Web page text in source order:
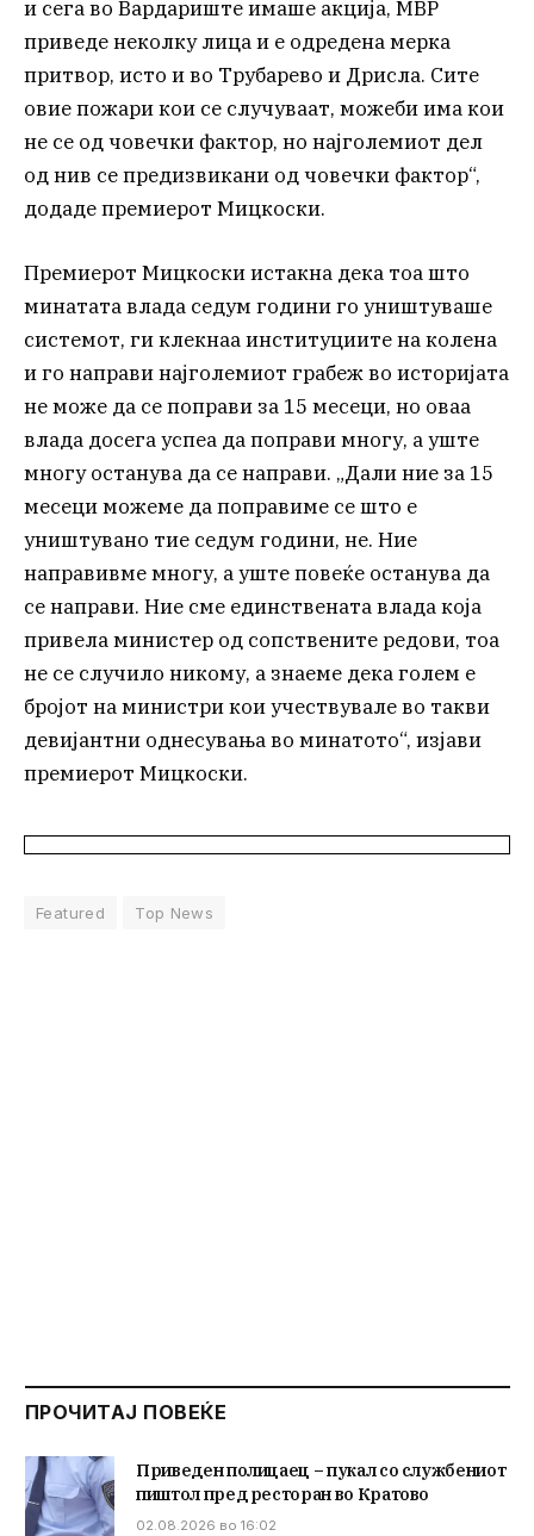
и сега во Вардариште имаше акција, МВР
приведе неколку лица и е одредена мерка
притвор, исто и во Трубарево и Дрисла. Сите
овие пожари кои се случуваат, можеби има кои
не се од човечки фактор, но најголемиот дел
од нив се предизвикани од човечки фактор“,
додаде премиерот Мицкоски.
Премиерот Мицкоски истакна дека тоа што
минатата влада седум години го уништуваше
системот, ги клекнаа институциите на колена
и го направи најголемиот грабеж во историјата
не може да се поправи за 15 месеци, но оваа
влада досега успеа да поправи многу, а уште
многу останува да се направи. „Дали ние за 15
месеци можеме да поправиме се што е
уништувано тие седум години, не. Ние
направивме многу, а уште повеќе останува да
се направи. Ние сме единствената влада која
привела министер од сопствените редови, тоа
не се случило никому, а знаеме дека голем е
бројот на министри кои учествувале во такви
девијантни однесувања во минатото“, изјави
премиерот Мицкоски.
Featured Top News
ПРОЧИТАЈ ПОВЕЌЕ
Приведен полицаец – пукал со службениот
пиштол пред ресторан во Кратово
02.08.2026 во 16:02